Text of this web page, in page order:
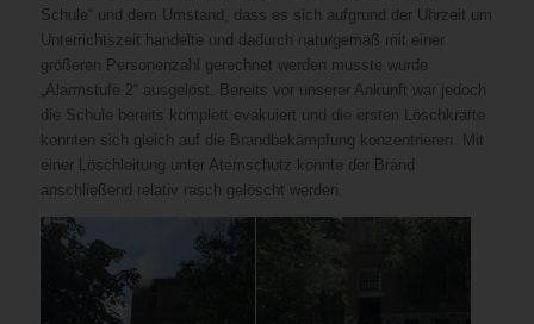
Schule“ und dem Umstand, dass es sich aufgrund der Uhrzeit um
Unterrichtszeit handelte und dadurch naturgemäß mit einer
größeren Personenzahl gerechnet werden musste wurde
„Alarmstufe 2“ ausgelöst. Bereits vor unserer Ankunft war jedoch
die Schule bereits komplett evakuiert und die ersten Löschkräfte
konnten sich gleich auf die Brandbekämpfung konzentrieren. Mit
einer Löschleitung unter Atemschutz konnte der Brand
anschließend relativ rasch gelöscht werden.